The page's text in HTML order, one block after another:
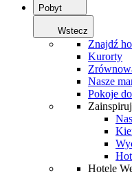
Pobyt
Wstecz
Znajdź
Kurorty
Nasze
Pokoje
Hotele